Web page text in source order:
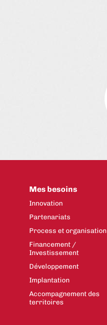
Mes besoins
Innovation
Partenariats
Process et organisation
Financement /
Investissement
Développement
Implantation
Accompagnement des
territoires